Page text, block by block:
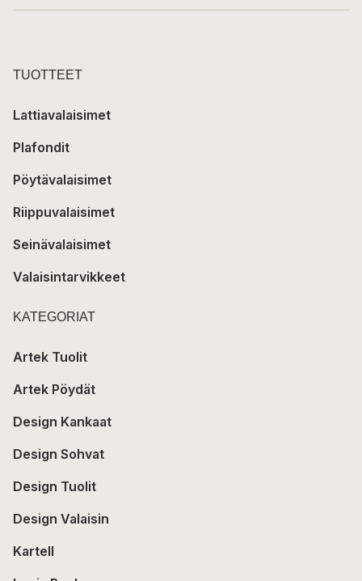
TUOTTEET
Lattiavalaisimet
Plafondit
Pöytävalaisimet
Riippuvalaisimet
Seinävalaisimet
Valaisintarvikkeet
KATEGORIAT
Artek Tuolit
Artek Pöydät
Design Kankaat
Design Sohvat
Design Tuolit
Design Valaisin
Kartell